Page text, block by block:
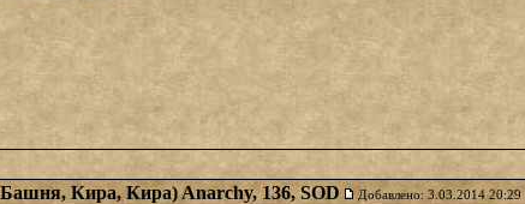
Кира, Кира) Anarchy, 136, SOD Добавлено: 3.03.2014 20:29